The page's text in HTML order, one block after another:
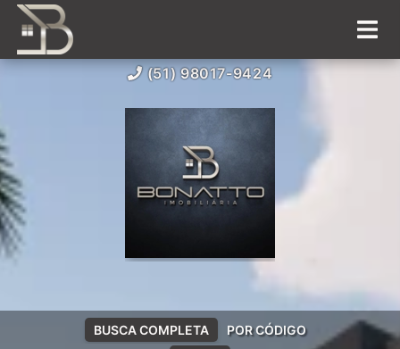
(51) 98017-9424
BUSCA COMPLETA POR CÓDIGO